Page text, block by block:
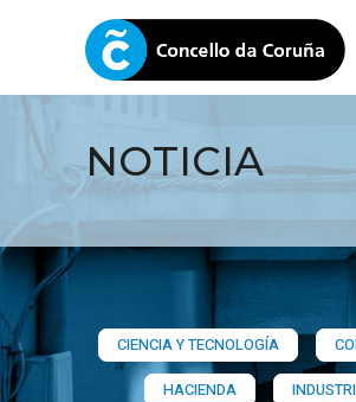
NOTICIA
CIENCIA Y TECNOLOGÍA
HACIENDA